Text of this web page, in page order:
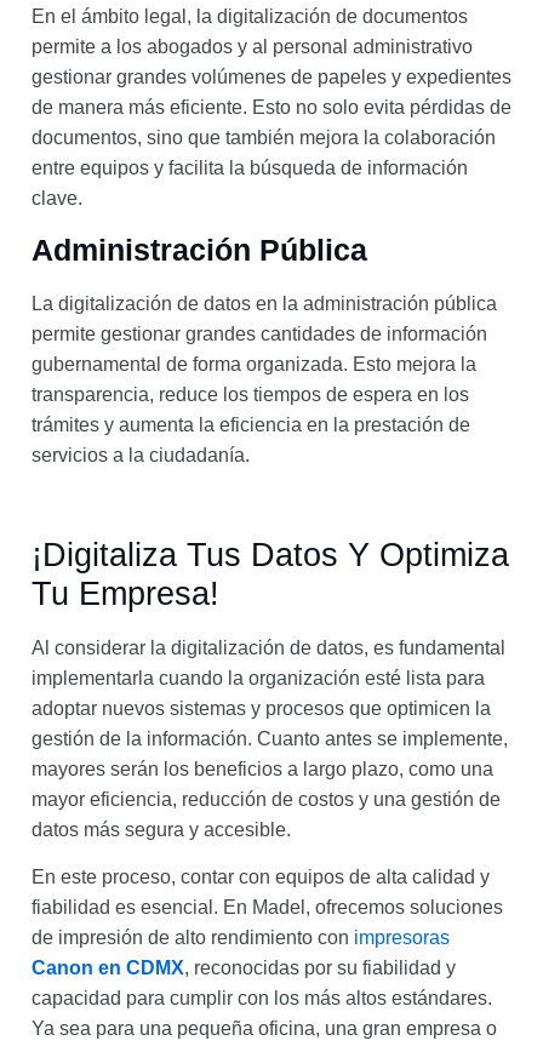
En el ámbito legal, la digitalización de documentos
permite a los abogados y al personal administrativo
gestionar grandes volúmenes de papeles y expedientes
de manera más eficiente. Esto no solo evita pérdidas de
documentos, sino que también mejora la colaboración
entre equipos y facilita la búsqueda de información
clave.
Administración Pública
La digitalización de datos en la administración pública
permite gestionar grandes cantidades de información
gubernamental de forma organizada. Esto mejora la
transparencia, reduce los tiempos de espera en los
trámites y aumenta la eficiencia en la prestación de
servicios a la ciudadanía.
¡Digitaliza Tus Datos Y Optimiza
Tu Empresa!
Al considerar la digitalización de datos, es fundamental
implementarla cuando la organización esté lista para
adoptar nuevos sistemas y procesos que optimicen la
gestión de la información. Cuanto antes se implemente,
mayores serán los beneficios a largo plazo, como una
mayor eficiencia, reducción de costos y una gestión de
datos más segura y accesible.
En este proceso, contar con equipos de alta calidad y
fiabilidad es esencial. En Madel, ofrecemos soluciones
de impresión de alto rendimiento con impresoras
Canon en CDMX, reconocidas por su fiabilidad y
capacidad para cumplir con los más altos estándares.
Ya sea para una pequeña oficina, una gran empresa o